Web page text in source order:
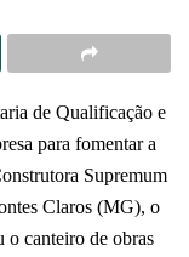
de Qualificação e
para fomentar a
Supremum
Claros (MG), o
o canteiro de obras